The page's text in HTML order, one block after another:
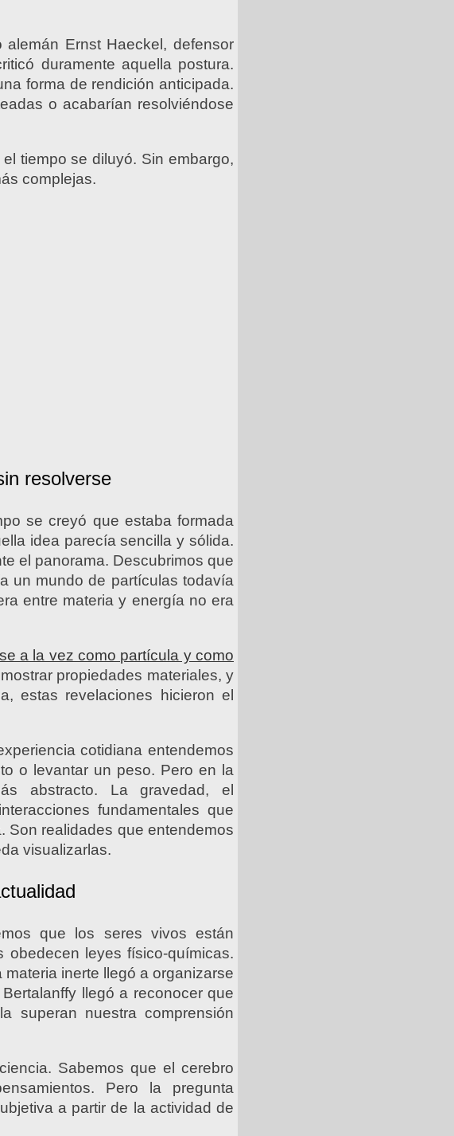
Ernst Haeckel, defensor
duramente aquella postura.
forma de rendición anticipada.
o acabarían resolviéndose
tiempo se diluyó. Sin embargo,
complejas.
resolverse
se creyó que estaba formada
idea parecía sencilla y sólida.
el panorama. Descubrimos que
un mundo de partículas todavía
entre materia y energía no era
a la vez como partícula y como
propiedades materiales, y
estas revelaciones hicieron el
cotidiana entendemos
o levantar un peso. Pero en la
abstracto. La gravedad, el
fundamentales que
Son realidades que entendemos
visualizarlas.
que los seres vivos están
leyes físico-químicas.
inerte llegó a organizarse
llegó a reconocer que
superan nuestra comprensión
Sabemos que el cerebro
Pero la pregunta
a partir de la actividad de